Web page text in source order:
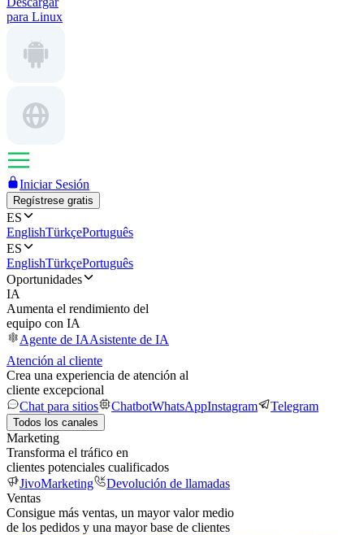
para Linux
Iniciar Sesión
Regístrese gratis
ES
EnglishTürkçePortuguês
ES
EnglishTürkçePortuguês
Oportunidades
IA
Aumenta el rendimiento del
equipo con IA
Agente de IAAsistente de IA
Atención al cliente
Crea una experiencia de atención al
cliente excepcional
Chat para sitios
ChatbotWhatsAppInstagram Telegram
Todos los canales
Marketing
Transforma el tráfico en
clientes potenciales cualificados
JivoMarketing
Devolución de llamadas
Ventas
Consigue más ventas, un mayor valor medio
de los pedidos y una mayor base de clientes